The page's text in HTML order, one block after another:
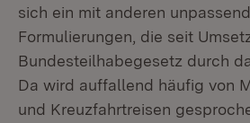
sich ein mit anderen
Formulierungen, die seit
Bundesteilhabegesetz durch
Da wird auffallend häufig von
und Kreuzfahrtreisen